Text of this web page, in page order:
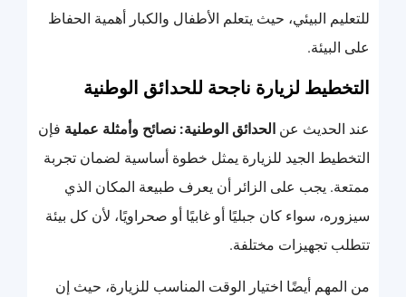
للتعليم البيئي، حيث يتعلم الأطفال والكبار أهمية الحفاظ
على البيئة.
التخطيط لزيارة ناجحة للحدائق الوطنية
عند الحديث عن الحدائق الوطنية: نصائح وأمثلة عملية فإن
التخطيط الجيد للزيارة يمثل خطوة أساسية لضمان تجربة
ممتعة. يجب على الزائر أن يعرف طبيعة المكان الذي
سيزوره، سواء كان جبليًا أو غابيًا أو صحراويًا، لأن كل بيئة
تتطلب تجهيزات مختلفة.
من المهم أيضًا اختيار الوقت المناسب للزيارة، حيث إن